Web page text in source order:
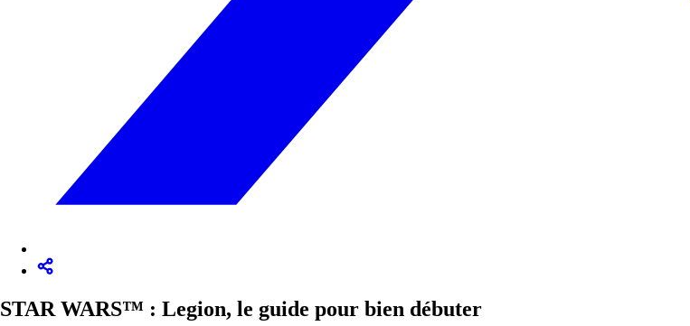
STAR WARS™ : Legion, le guide pour bien débuter